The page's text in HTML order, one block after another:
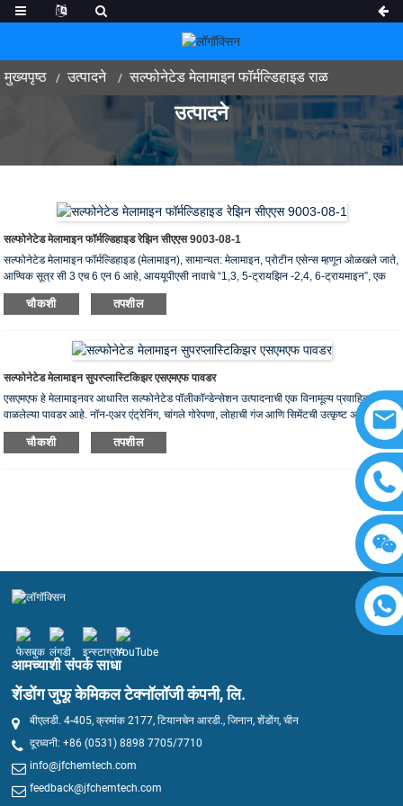
मुख्यपृष्ठ उत्पादने सल्फोनेटेड मेलामाइन फॉर्मल्डिहाइड राळ
उत्पादने
सल्फोनेटेड मेलामाइन फॉर्मल्डिहाइड रेझिन सीएएस 9003-08-1
सल्फोनेटेड मेलामाइन फॉर्मल्डिहाइड (मेलामाइन), सामान्यत: मेलामाइन, प्रोटीन एसेन्स म्हणून ओळखले जाते,
आण्विक सूत्र सी 3 एच 6 एन 6 आहे, आययूपीएसी नावाचे “1,3, 5-ट्रायझिन -2,4, 6-ट्रायमाइन”, एक
ट्रायझिन-युक्त हेटरोसायक्लिक कंपाऊंड आहे. कच्चा माल हा एक पांढरा मोनोक्लिनिक क्रिस्टल आहे,
जवळजवळ गंधहीन, पाण्यात किंचित विद्रव्य आहे (खोलीच्या तपमानावर 1.१ ग्रॅम/एल), मेथॅनॉलमध्ये विद्रव्य,
हानिकारक, हानिकारक, हानिकारक मानवी शरीरासाठी, अन्न प्रक्रिया किंवा अन्न itive डिटिव्हमध्ये
चौकशी तपशील
सल्फोनेटेड मेलामाइन सुपरप्लास्टिकिझर एसएमएफ पावडर
एसएमएफ हे मेलामाइनवर आधारित सल्फोनेटेड पॉलीकॉन्डेन्सेशन उत्पादनाची एक विनामूल्य प्रवाहित, स्प्रे
वाळलेल्या पावडर आहे. नॉन-एअर एंट्रेनिंग, चांगले गोरेपणा, लोहाची गंज आणि सिमेंटची उत्कृष्ट अनुकूलता
नाही. हे विशेषतः प्लॅस्टीफिकेशन आणि सिमेंट आणि जिप्सम आधारित सामग्रीच्या पाण्याचे कपात
करण्यासाठी अनुकूलित आहे.
चौकशी तपशील
आमच्याशी संपर्क साधा
शेंडोंग जुफू केमिकल टेक्नॉलॉजी कंपनी, लि.
बीएलडी. 4-405, क्रमांक 2177, टियानचेन आरडी., जिनान, शेंडोंग, चीन
दूरध्वनी: +86 (0531) 8898 7705/7710
info@jfchemtech.com
feedback@jfchemtech.com